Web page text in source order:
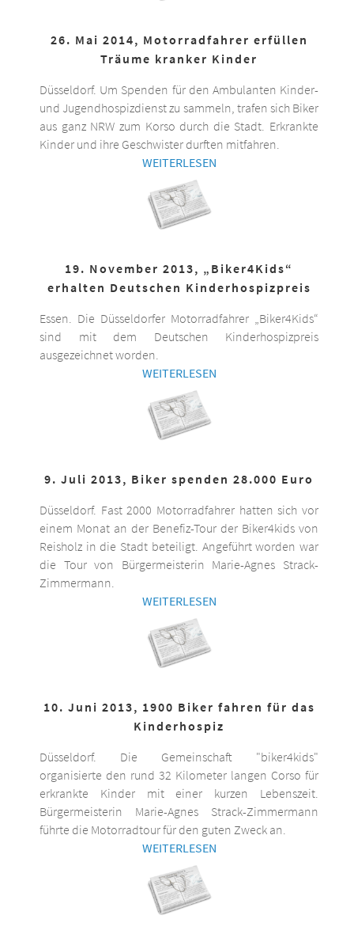
26. Mai 2014, Motorradfahrer erfüllen
Träume kranker Kinder
Düsseldorf. Um Spenden für den Ambulanten Kinder-
und Jugendhospizdienst zu sammeln, trafen sich Biker
aus ganz NRW zum Korso durch die Stadt. Erkrankte
Kinder und ihre Geschwister durften mitfahren.
WEITERLESEN
19. November 2013, „Biker4Kids“
erhalten Deutschen Kinderhospizpreis
Essen. Die Düsseldorfer Motorradfahrer „Biker4Kids“
sind mit dem Deutschen Kinderhospizpreis
ausgezeichnet worden.
WEITERLESEN
9. Juli 2013, Biker spenden 28.000 Euro
Düsseldorf. Fast 2000 Motorradfahrer hatten sich vor
einem Monat an der Benefiz-Tour der Biker4kids von
Reisholz in die Stadt beteiligt. Angeführt worden war
die Tour von Bürgermeisterin Marie-Agnes Strack-
Zimmermann.
WEITERLESEN
10. Juni 2013, 1900 Biker fahren für das
Kinderhospiz
Düsseldorf. Die Gemeinschaft "biker4kids"
organisierte den rund 32 Kilometer langen Corso für
erkrankte Kinder mit einer kurzen Lebenszeit.
Bürgermeisterin Marie-Agnes Strack-Zimmermann
führte die Motorradtour für den guten Zweck an.
WEITERLESEN